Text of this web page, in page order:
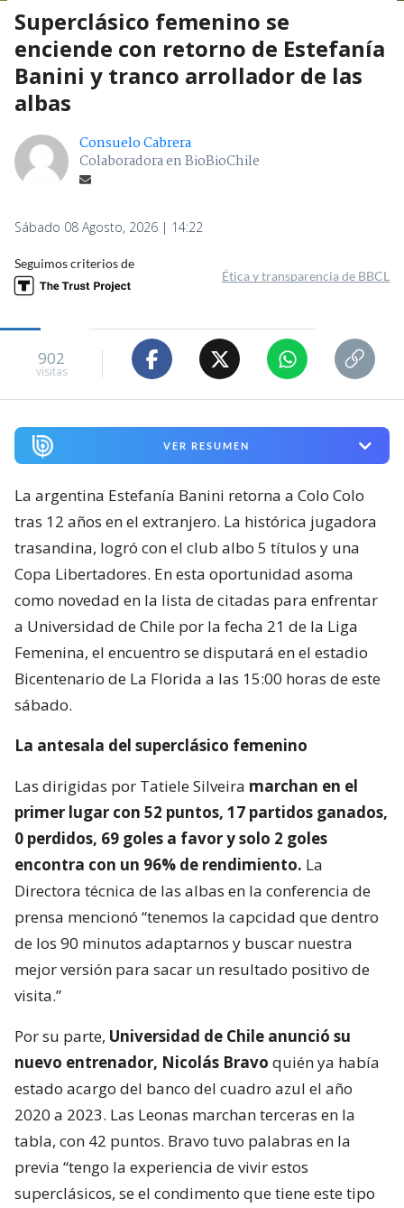
Superclásico femenino se
enciende con retorno de Estefanía
Banini y tranco arrollador de las
albas
Consuelo Cabrera
Colaboradora en BioBioChile
Sábado 08 Agosto, 2026 | 14:22
Seguimos criterios de
Ética y transparencia de BBCL
902
visitas
VER RESUMEN
La argentina Estefanía Banini retorna a Colo Colo
tras 12 años en el extranjero. La histórica jugadora
trasandina, logró con el club albo 5 títulos y una
Copa Libertadores. En esta oportunidad asoma
como novedad en la lista de citadas para enfrentar
a Universidad de Chile por la fecha 21 de la Liga
Femenina, el encuentro se disputará en el estadio
Bicentenario de La Florida a las 15:00 horas de este
sábado.
La antesala del superclásico femenino
Las dirigidas por Tatiele Silveira marchan en el
primer lugar con 52 puntos, 17 partidos ganados,
0 perdidos, 69 goles a favor y solo 2 goles
encontra con un 96% de rendimiento. La
Directora técnica de las albas en la conferencia de
prensa mencionó “tenemos la capcidad que dentro
de los 90 minutos adaptarnos y buscar nuestra
mejor versión para sacar un resultado positivo de
visita.”
Por su parte, Universidad de Chile anunció su
nuevo entrenador, Nicolás Bravo quién ya había
estado acargo del banco del cuadro azul el año
2020 a 2023. Las Leonas marchan terceras en la
tabla, con 42 puntos. Bravo tuvo palabras en la
previa “tengo la experiencia de vivir estos
superclásicos, se el condimento que tiene este tipo